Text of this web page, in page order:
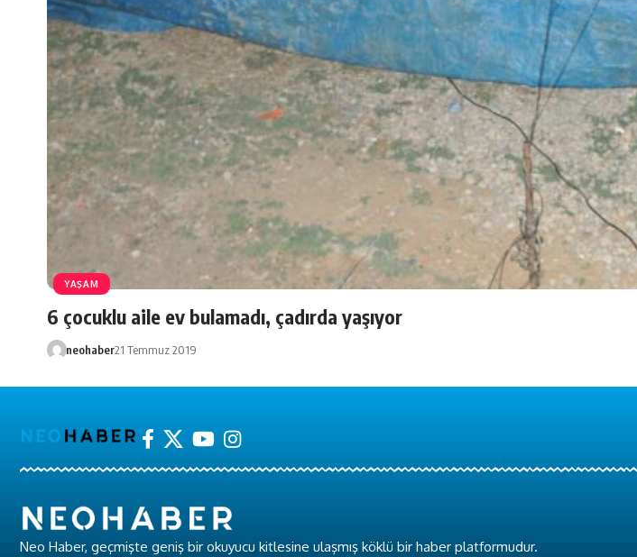
YAŞAM
6 çocuklu aile ev bulamadı, çadırda yaşıyor
neohaber21 Temmuz 2019
Neo Haber, geçmişte geniş bir okuyucu kitlesine ulaşmış köklü bir haber platformudur.